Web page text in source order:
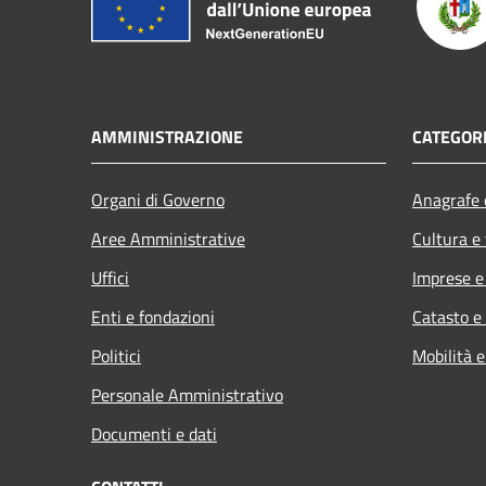
AMMINISTRAZIONE
Organi di Governo
Aree Amministrative
Uffici
Enti e fondazioni
Politici
Personale Amministrativo
Documenti e dati
Cultura
Imprese
Catasto
Mobilità